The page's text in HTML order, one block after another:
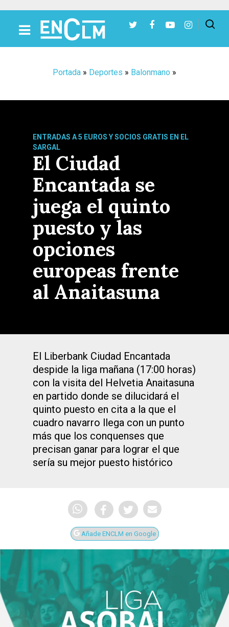
Portada » Deportes » Balonmano »
ENTRADAS A 5 EUROS Y SOCIOS GRATIS EN EL
SARGAL
El Ciudad
Encantada se
juega el quinto
puesto y las
opciones
europeas frente
al Anaitasuna
El Liberbank Ciudad Encantada
despide la liga mañana (17:00 horas)
con la visita del Helvetia Anaitasuna
en partido donde se dilucidará el
quinto puesto en cita a la que el
cuadro navarro llega con un punto
más que los conquenses que
precisan ganar para lograr el que
sería su mejor puesto histórico
Añade ENCLM en Google